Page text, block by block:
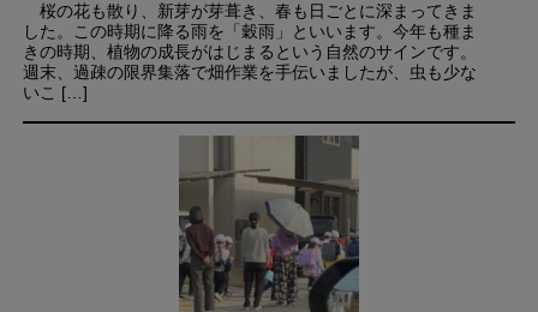
桜の花も散り、新芽が芽葺き、春も日ごとに深まってきま
した。この時期に降る雨を「穀雨」といいます。今年も種ま
きの時期、植物の成長がはじまるという自然のサインです。
週末、過疎の限界集落で畑作業を手伝いましたが、虫も少な
いこ […]